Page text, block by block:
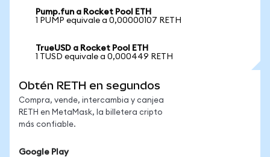
Pump.fun a Rocket Pool ETH
1 PUMP equivale a 0,00000107 RETH
TrueUSD a Rocket Pool ETH
1 TUSD equivale a 0,000449 RETH
Obtén RETH en segundos
Compra, vende, intercambia y canjea
RETH en MetaMask, la billetera cripto
más confiable.
Google Play